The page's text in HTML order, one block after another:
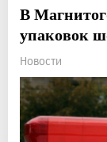
В
упаковок
Новости